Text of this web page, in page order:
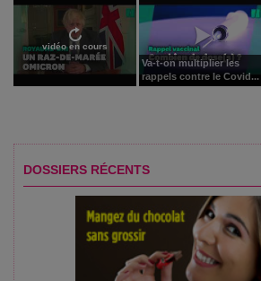
vidéo en cours
Va-t-on multiplier les
rappels contre le Covid...
DOSSIERS RÉCENTS